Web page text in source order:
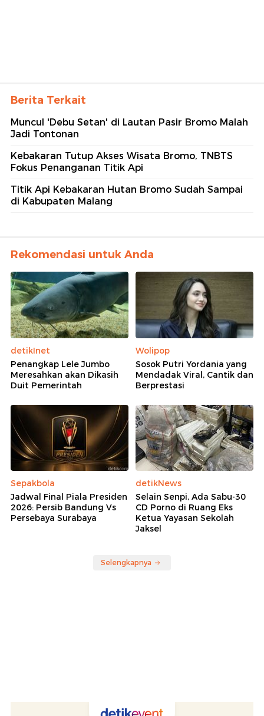
Berita Terkait
Muncul 'Debu Setan' di Lautan Pasir Bromo Malah
Jadi Tontonan
Kebakaran Tutup Akses Wisata Bromo, TNBTS
Fokus Penanganan Titik Api
Titik Api Kebakaran Hutan Bromo Sudah Sampai
di Kabupaten Malang
Rekomendasi untuk Anda
detikInet
Penangkap Lele Jumbo
Meresahkan akan Dikasih
Duit Pemerintah
Wolipop
Sosok Putri Yordania yang
Mendadak Viral, Cantik dan
Berprestasi
Sepakbola
Jadwal Final Piala Presiden
2026: Persib Bandung Vs
Persebaya Surabaya
detikNews
Selain Senpi, Ada Sabu-30
CD Porno di Ruang Eks
Ketua Yayasan Sekolah
Jaksel
Selengkapnya